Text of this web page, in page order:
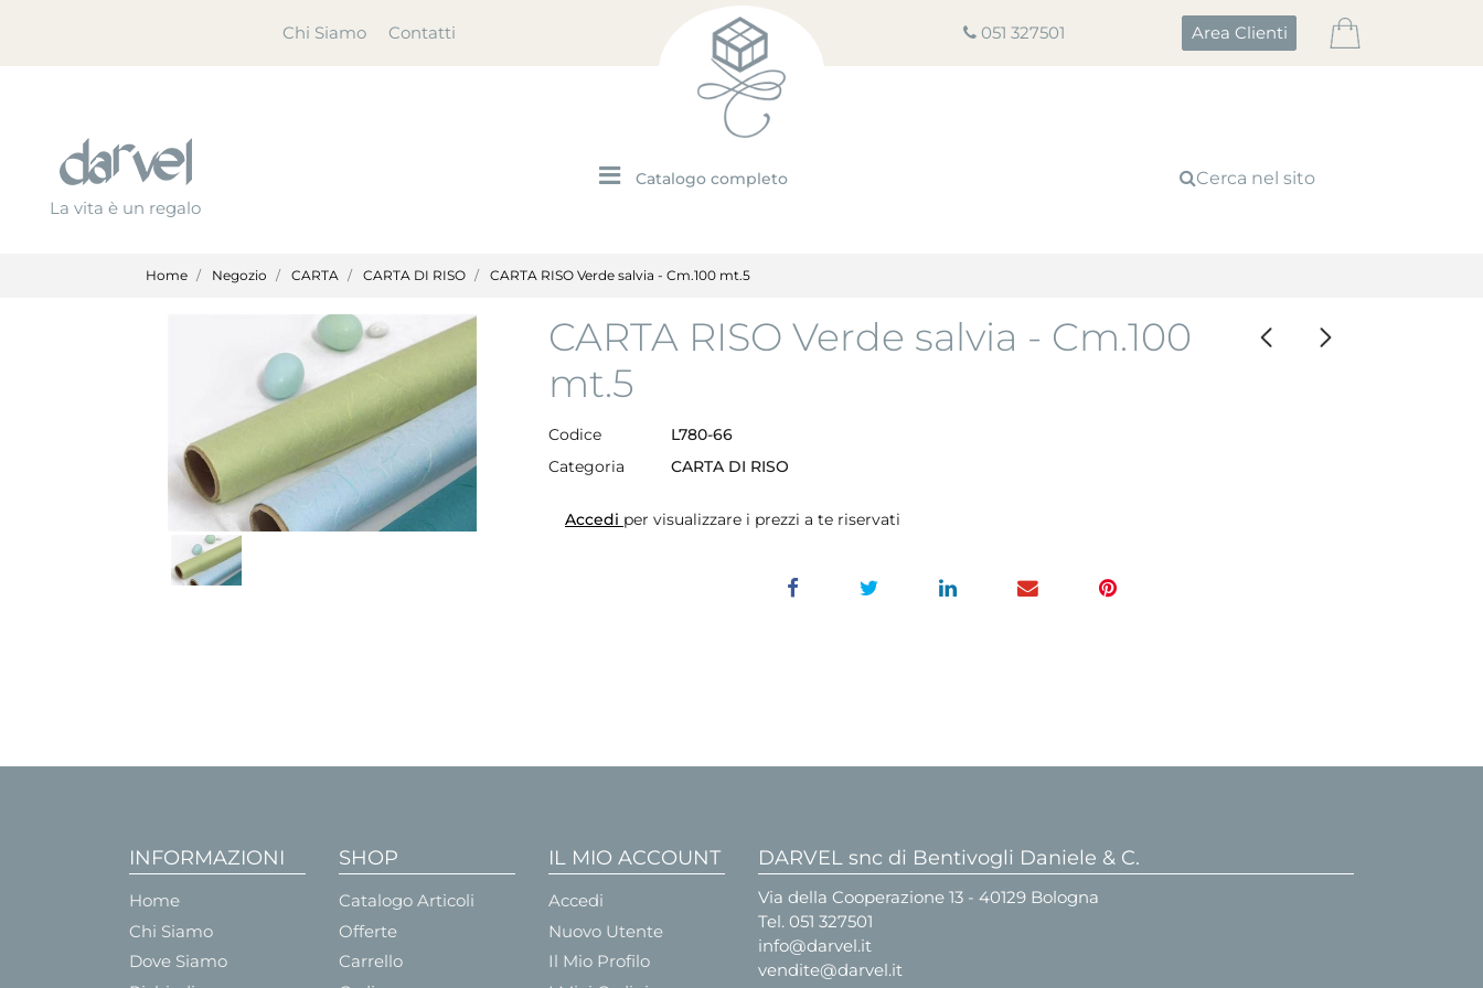
Chi Siamo Contatti 051 327501 Area Clienti
La vita è un regalo
Open menu Cerca nel sito
Home Negozio CARTA CARTA DI RISO CARTA RISO Verde salvia - Cm.100 mt.5
CARTA RISO Verde salvia - Cm.100
mt.5
Codice
L780-66
Categoria
CARTA DI RISO
Accedi per visualizzare i prezzi a te riservati
INFORMAZIONI
Home
Chi Siamo
Dove Siamo
SHOP
Catalogo Articoli
Offerte
Carrello
IL MIO ACCOUNT
Accedi
Nuovo Utente
Il Mio Profilo
DARVEL snc di Bentivogli Daniele & C.
Via della Cooperazione 13 - 40129 Bologna
Tel. 051 327501
info@darvel.it
vendite@darvel.it